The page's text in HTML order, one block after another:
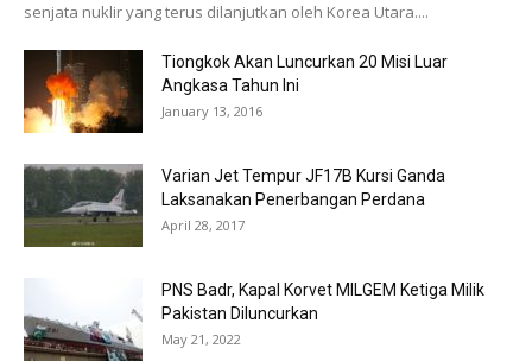
senjata nuklir yang terus dilanjutkan oleh Korea Utara....
Tiongkok Akan Luncurkan 20 Misi Luar
Angkasa Tahun Ini
January 13, 2016
Varian Jet Tempur JF17B Kursi Ganda
Laksanakan Penerbangan Perdana
April 28, 2017
PNS Badr, Kapal Korvet MILGEM Ketiga Milik
Pakistan Diluncurkan
May 21, 2022